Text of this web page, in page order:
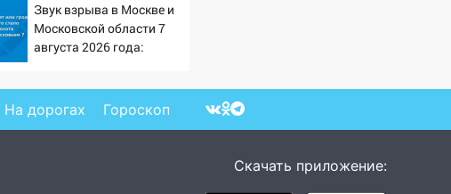
Звук взрыва в Москве и
Московской области 7
августа 2026 года:
хлопок
На дорогах Гороскоп
Скачать приложение: